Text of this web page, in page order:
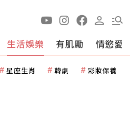
生活娛樂 有肌勵 情慾愛
星座生肖 韓劇 彩妝保養